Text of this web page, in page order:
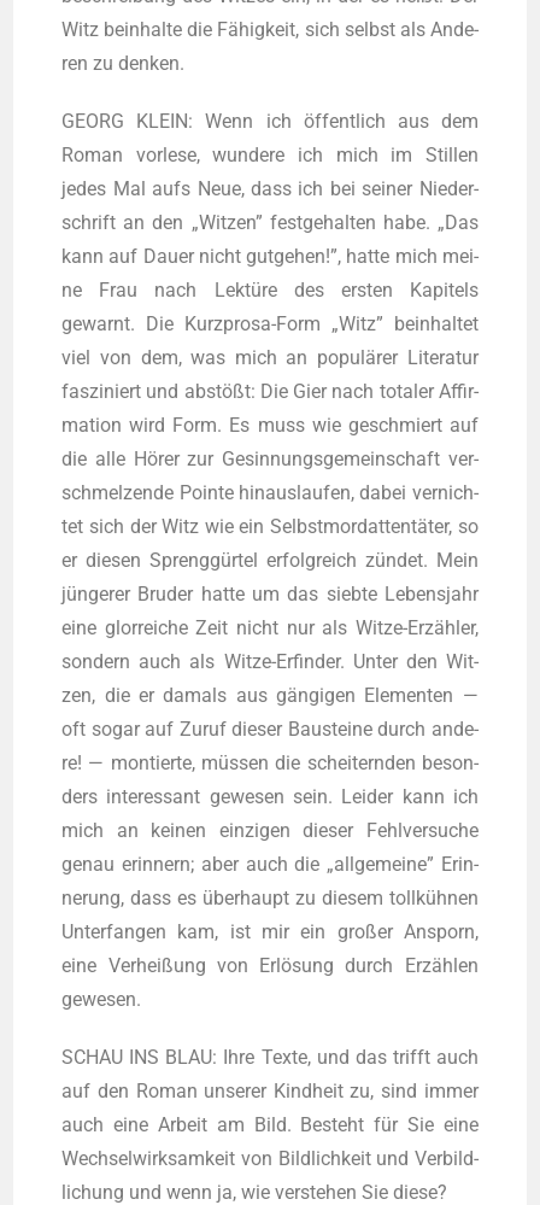
Witz beinhal­te die Fähig­keit, sich selbst als Ande­
ren zu denken.
GEORG KLEIN: Wenn ich öffent­lich aus dem
Roman vor­le­se, wun­de­re ich mich im Stil­len
jedes Mal aufs Neue, dass ich bei sei­ner Nie­der­
schrift an den „Wit­zen” fest­ge­hal­ten habe. „Das
kann auf Dau­er nicht gut­ge­hen!”, hat­te mich mei­
ne Frau nach Lek­tü­re des ers­ten Kapi­tels
gewarnt. Die Kurz­pro­sa-Form „Witz” beinhal­tet
viel von dem, was mich an popu­lä­rer Lite­ra­tur
fas­zi­niert und abstößt: Die Gier nach tota­ler Affir­
ma­ti­on wird Form. Es muss wie geschmiert auf
die alle Hörer zur Gesin­nungs­ge­mein­schaft ver­
schmel­zen­de Poin­te hin­aus­lau­fen, dabei ver­nich­
tet sich der Witz wie ein Selbst­mord­at­ten­tä­ter, so
er die­sen Spreng­gür­tel erfolg­reich zün­det. Mein
jün­ge­rer Bru­der hat­te um das sieb­te Lebens­jahr
eine glor­rei­che Zeit nicht nur als Wit­ze-Erzäh­ler,
son­dern auch als Wit­ze-Erfin­der. Unter den Wit­
zen, die er damals aus gän­gi­gen Ele­men­ten —
oft sogar auf Zuruf die­ser Bau­stei­ne durch ande­
re! — mon­tier­te, müs­sen die schei­tern­den beson­
ders inter­es­sant gewe­sen sein. Lei­der kann ich
mich an kei­nen ein­zi­gen die­ser Fehl­ver­su­che
genau erin­nern; aber auch die „all­ge­mei­ne” Erin­
ne­rung, dass es über­haupt zu die­sem toll­küh­nen
Unter­fan­gen kam, ist mir ein gro­ßer Ansporn,
eine Ver­hei­ßung von Erlö­sung durch Erzäh­len
gewesen.
SCHAU INS BLAU: Ihre Tex­te, und das trifft auch
auf den Roman unse­rer Kind­heit zu, sind immer
auch eine Arbeit am Bild. Besteht für Sie eine
Wech­sel­wirk­sam­keit von Bild­lich­keit und Ver­bild­
li­chung und wenn ja, wie ver­ste­hen Sie diese?